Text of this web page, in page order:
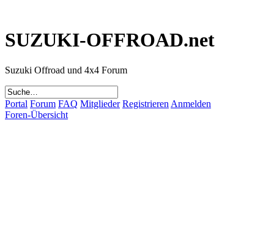
SUZUKI-OFFROAD.net
Suzuki Offroad und 4x4 Forum
Portal Forum FAQ Mitglieder Registrieren Anmelden
Foren-Übersicht